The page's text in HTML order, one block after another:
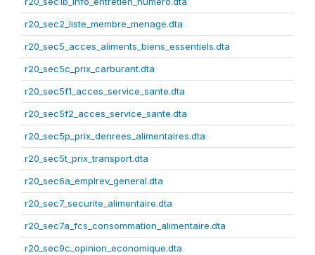
r20_sec2_liste_membre_menage.dta
r20_sec5_acces_aliments_biens_essentiels.dta
r20_sec5c_prix_carburant.dta
r20_sec5f1_acces_service_sante.dta
r20_sec5f2_acces_service_sante.dta
r20_sec5p_prix_denrees_alimentaires.dta
r20_sec5t_prix_transport.dta
r20_sec6a_emplrev_general.dta
r20_sec7_securite_alimentaire.dta
r20_sec7a_fcs_consommation_alimentaire.dta
r20_sec9c_opinion_economique.dta